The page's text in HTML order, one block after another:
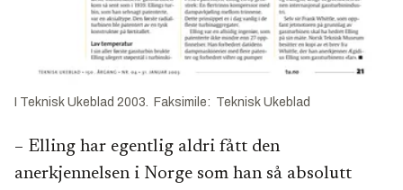
I Teknisk Ukeblad 2003. Faksimile: Teknisk Ukeblad
– Elling har egentlig aldri fått den
anerkjennelsen i Norge som han så absolutt